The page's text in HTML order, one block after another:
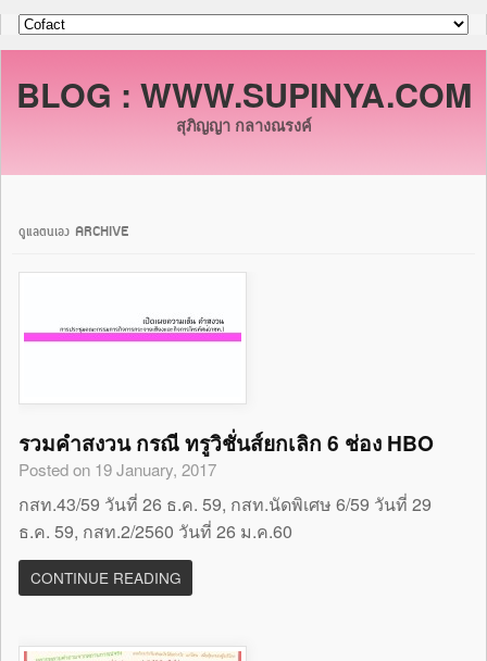
BLOG : WWW.SUPINYA.COM
สุภิญญา กลางณรงค์
ดูแลตนเอง ARCHIVE
รวมคำสงวน กรณี ทรูวิชั่นส์ยกเลิก 6 ช่อง HBO
Posted on 19 January, 2017
กสท.43/59 วันที่ 26 ธ.ค. 59, กสท.นัดพิเศษ 6/59 วันที่ 29
ธ.ค. 59, กสท.2/2560 วันที่ 26 ม.ค.60
CONTINUE READING